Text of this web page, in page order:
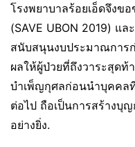
โรงพยาบาลร้อยเอ็ดจึง
(SAVE UBON 2019) แ
สนับสนุนงบประมาณการ
ผลให้ผู้ป่วยที่ถึงวาระสุดท้
บำเพ็ญกุศลก่อนนำบุคคล
ต่อไป ถือเป็นการสร้างบุ
อย่างยิ่ง.